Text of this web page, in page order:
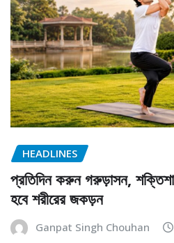
HEADLINES
প্রতিদিন করুন গরুড়াসন,
হবে শরীরের জকড়ন
Ganpat Singh Chouhan